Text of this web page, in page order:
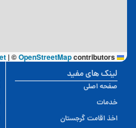
Leaflet
|©OpenStreetMapcontributors
لینک های مفید
صفحه اصلی
خدمات
اخذ اقامت گرجستان